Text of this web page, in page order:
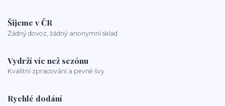
Šijeme v ČR
Žádný dovoz, žádný anonymní sklad
Vydrží víc než sezónu
Kvalitní zpracování a pevné švy
Rychlé dodání